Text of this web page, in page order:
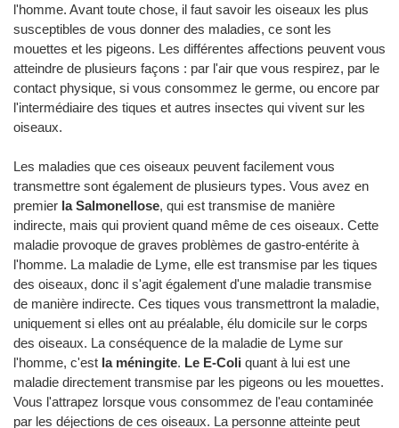
l'homme. Avant toute chose, il faut savoir les oiseaux les plus
susceptibles de vous donner des maladies, ce sont les
mouettes et les pigeons. Les différentes affections peuvent vous
atteindre de plusieurs façons : par l'air que vous respirez, par le
contact physique, si vous consommez le germe, ou encore par
l'intermédiaire des tiques et autres insectes qui vivent sur les
oiseaux.
Les maladies que ces oiseaux peuvent facilement vous
transmettre sont également de plusieurs types. Vous avez en
premier la Salmonellose, qui est transmise de manière
indirecte, mais qui provient quand même de ces oiseaux. Cette
maladie provoque de graves problèmes de gastro-entérite à
l'homme. La maladie de Lyme, elle est transmise par les tiques
des oiseaux, donc il s'agit également d'une maladie transmise
de manière indirecte. Ces tiques vous transmettront la maladie,
uniquement si elles ont au préalable, élu domicile sur le corps
des oiseaux. La conséquence de la maladie de Lyme sur
l'homme, c'est la méningite. Le E-Coli quant à lui est une
maladie directement transmise par les pigeons ou les mouettes.
Vous l'attrapez lorsque vous consommez de l'eau contaminée
par les déjections de ces oiseaux. La personne atteinte peut